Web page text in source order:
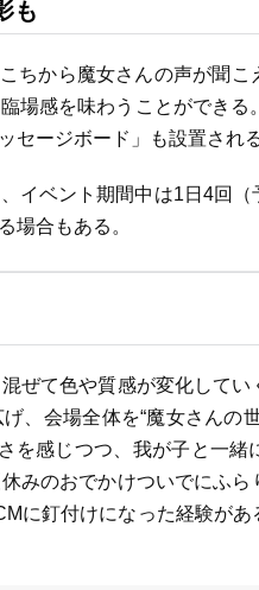
も
ちから魔女さんの声が聞
場感を味わうことができ
セージボード」も設置される
イベント期間中は1日4回
場合もある。
ぜて色や質感が変化して
、会場全体を“魔女さんの
を感じつつ、我が子と一
みのおでかけついでにふら
に釘付けになった経験が